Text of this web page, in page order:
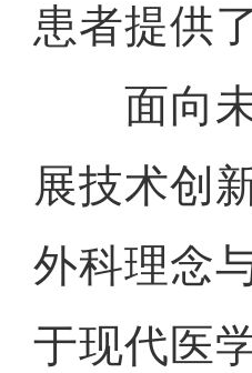
患者提供
面向未
展技术创
外科理念
于现代医